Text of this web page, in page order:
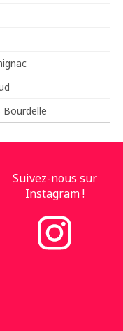
Suivez-nous sur
Instagram !